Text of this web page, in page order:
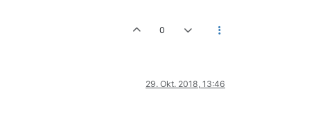
0
29. Okt. 2018, 13:46